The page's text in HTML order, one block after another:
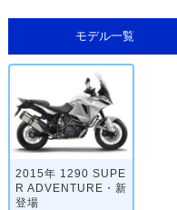
モデル一覧
2015年 1290 SUPE
R ADVENTURE・新
登場